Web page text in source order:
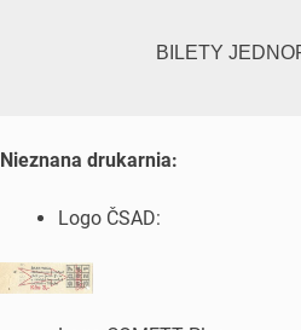
BILETY
Nieznana drukarnia:
Logo ČSAD: